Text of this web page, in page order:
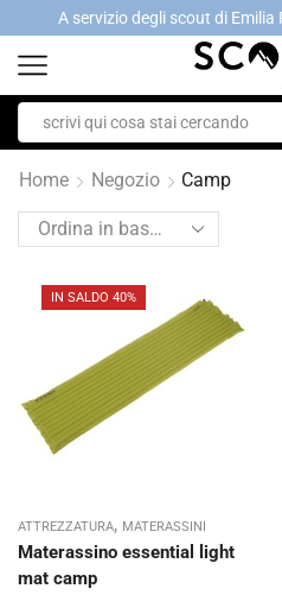
Home Negozio Camp
IN SALDO 40%
ATTREZZATURA, MATERASSINI
Materassino essential light
mat camp